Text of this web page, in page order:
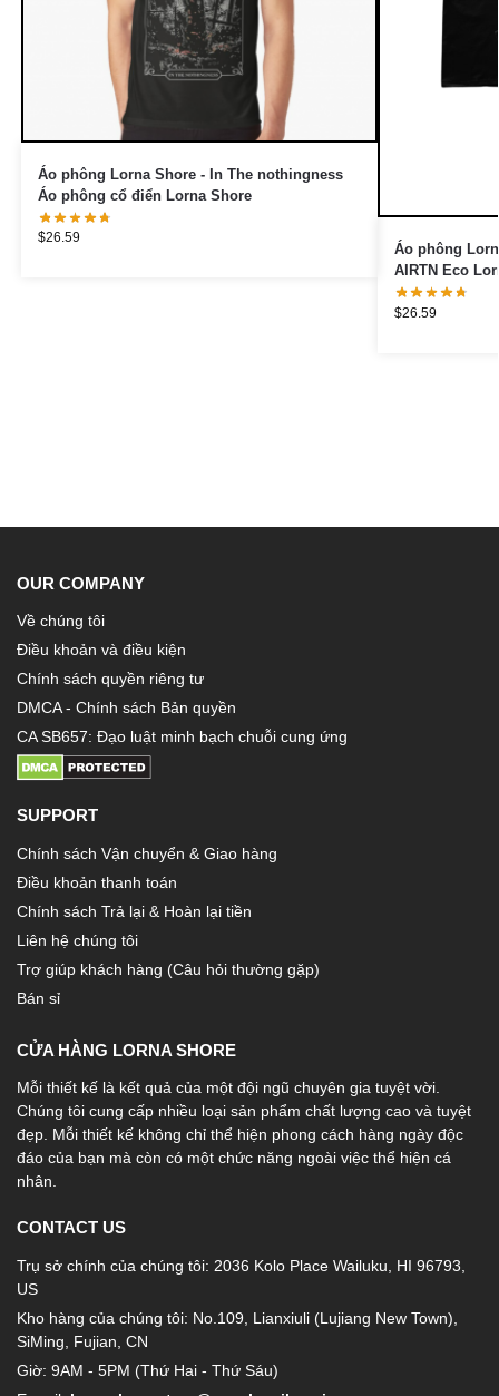
Áo phông Lorna Shore - In The nothingness
Áo phông cổ điển Lorna Shore
$26.59
Áo phông
AIRTN Eco
$26.59
OUR COMPANY
Về chúng tôi
Điều khoản và điều kiện
Chính sách quyền riêng tư
DMCA - Chính sách Bản quyền
CA SB657: Đạo luật minh bạch chuỗi cung ứng
SUPPORT
Chính sách Vận chuyển & Giao hàng
Điều khoản thanh toán
Chính sách Trả lại & Hoàn lại tiền
Liên hệ chúng tôi
Trợ giúp khách hàng (Câu hỏi thường gặp)
Bán sỉ
CỬA HÀNG LORNA SHORE
Mỗi thiết kế là kết quả của một đội ngũ chuyên gia tuyệt vời.
Chúng tôi cung cấp nhiều loại sản phẩm chất lượng cao và tuyệt
đẹp. Mỗi thiết kế không chỉ thể hiện phong cách hàng ngày độc
đáo của bạn mà còn có một chức năng ngoài việc thể hiện cá
nhân.
CONTACT US
Trụ sở chính của chúng tôi: 2036 Kolo Place Wailuku, HI 96793,
US
Kho hàng của chúng tôi: No.109, Lianxiuli (Lujiang New Town),
SiMing, Fujian, CN
Giờ: 9AM - 5PM (Thứ Hai - Thứ Sáu)